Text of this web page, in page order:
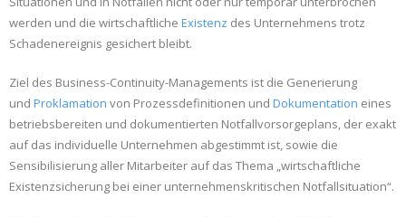
werden und die wirtschaftliche Existenz des Unternehmens trotz
Schadenereignis gesichert bleibt.
Ziel des Business-Continuity-Managements ist die Generierung
und Proklamation von Prozessdefinitionen und Dokumentation eines
betriebsbereiten und dokumentierten Notfallvorsorgeplans, der exakt
auf das individuelle Unternehmen abgestimmt ist, sowie die
Sensibilisierung aller Mitarbeiter auf das Thema „wirtschaftliche
Existenzsicherung bei einer unternehmenskritischen Notfallsituation“.